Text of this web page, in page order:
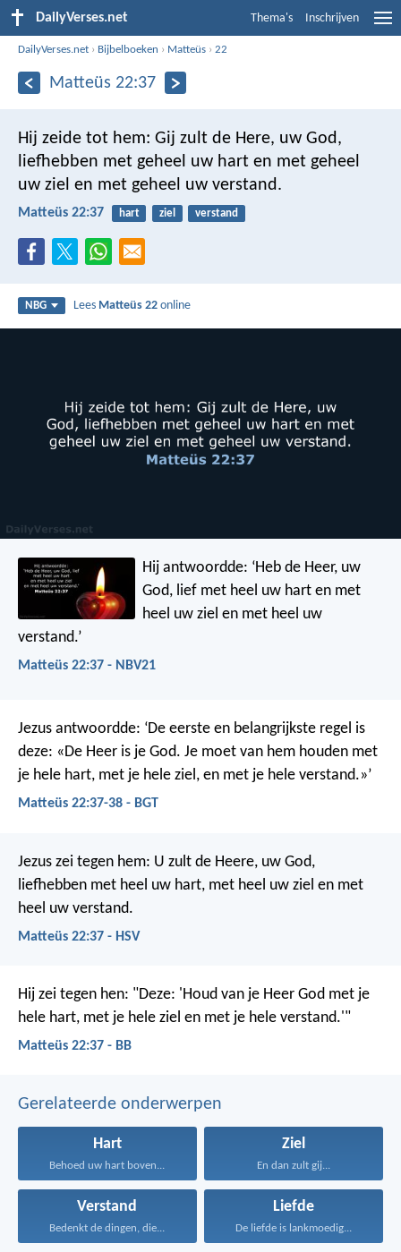
DailyVerses.net Thema's Inschrijven
DailyVerses.net › Bijbelboeken › Matteüs ›22
Matteüs 22:37
Hij zeide tot hem: Gij zult de Here, uw God,
liefhebben met geheel uw hart en met geheel
uw ziel en met geheel uw verstand.
Matteüs 22:37 hart ziel verstand
NBG Lees Matteüs 22 online
Hij antwoordde: ‘Heb de Heer, uw
God, lief met heel uw hart en met
heel uw ziel en met heel uw
verstand.’
Matteüs 22:37 - NBV21
Jezus antwoordde: ‘De eerste en belangrijkste regel is
deze: «De Heer is je God. Je moet van hem houden met
je hele hart, met je hele ziel, en met je hele verstand.»’
Matteüs 22:37-38 - BGT
Jezus zei tegen hem: U zult de Heere, uw God,
liefhebben met heel uw hart, met heel uw ziel en met
heel uw verstand.
Matteüs 22:37 - HSV
Hij zei tegen hen: "Deze: 'Houd van je Heer God met je
hele hart, met je hele ziel en met je hele verstand.'"
Matteüs 22:37 - BB
Gerelateerde onderwerpen
Hart
Behoed uw hart boven...
Ziel
En dan zult gij...
Verstand
Bedenkt de dingen, die...
Liefde
De liefde is lankmoedig...